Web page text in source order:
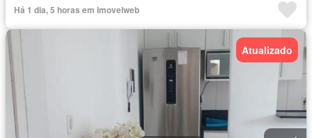
Há 1 dia, 5 horas em Imovelweb
Atualizado